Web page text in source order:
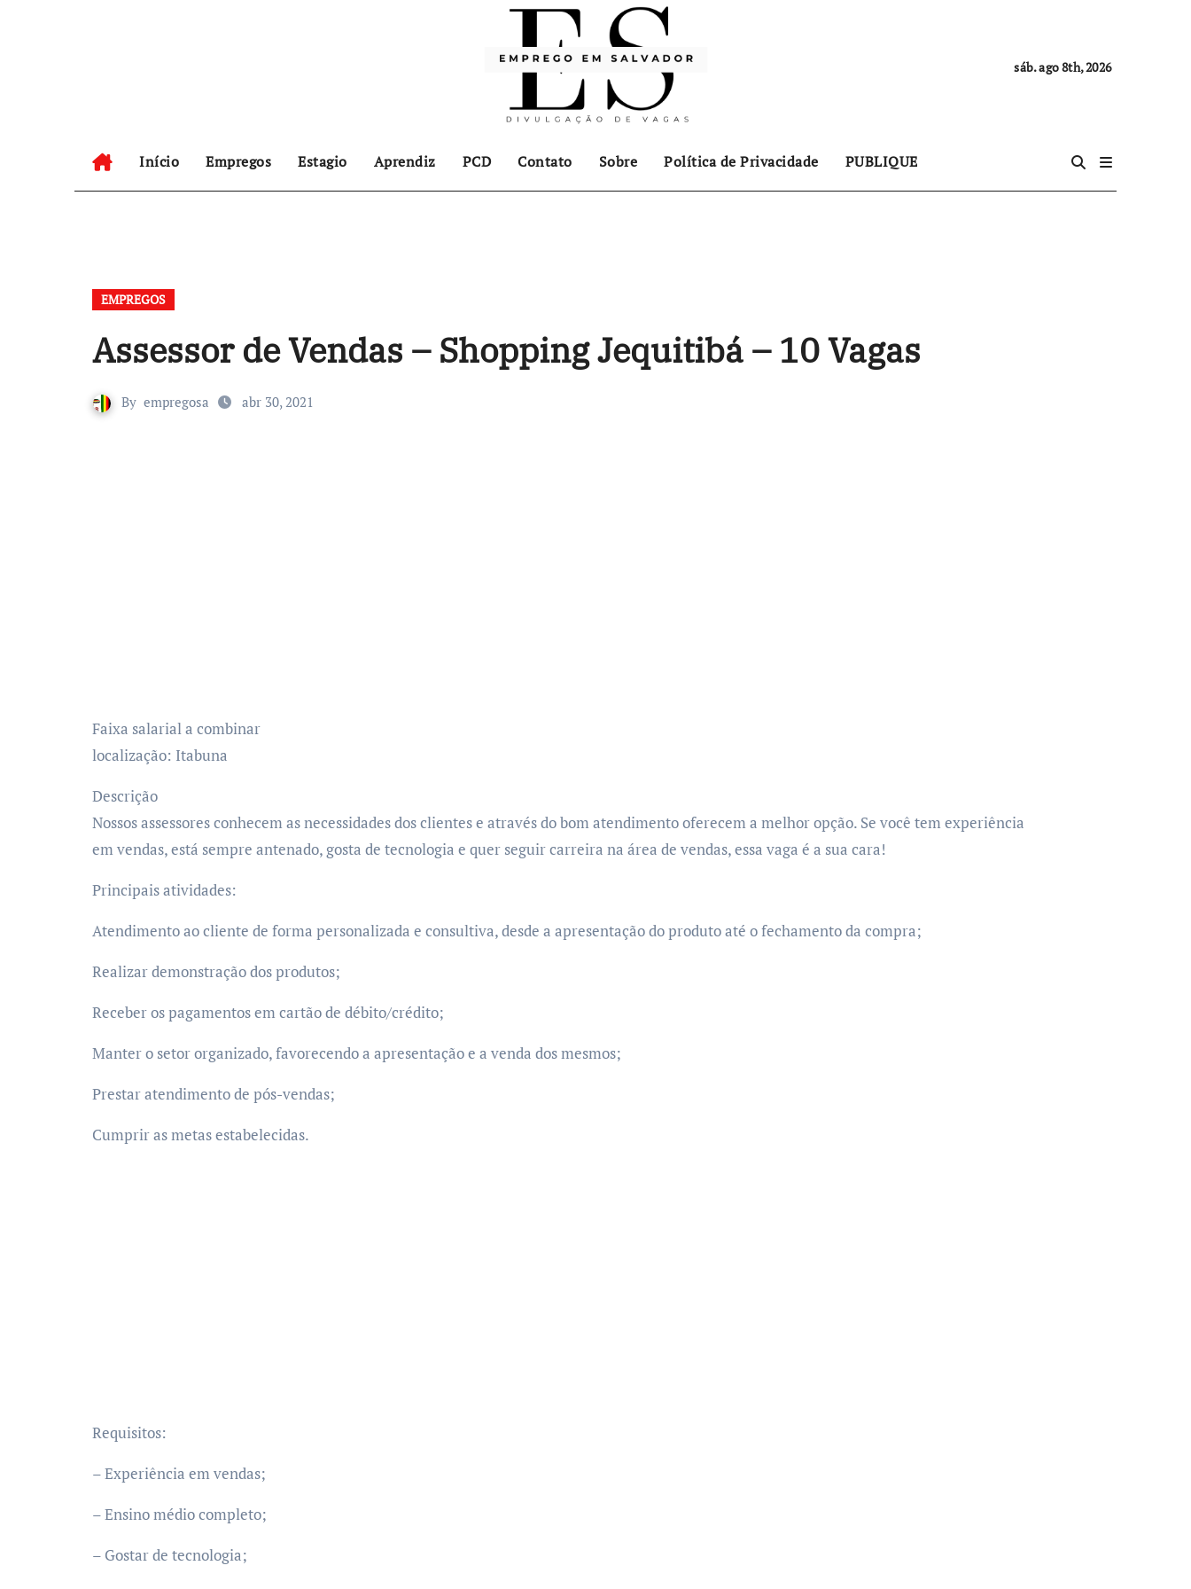
sáb. ago 8th, 2026
Início Empregos Estagio Aprendiz PCD Contato Sobre Política de Privacidade PUBLIQUE
EMPREGOS
Assessor de Vendas – Shopping Jequitibá – 10 Vagas
By empregosa abr 30, 2021
Faixa salarial a combinar
localização: Itabuna
Descrição
Nossos assessores conhecem as necessidades dos clientes e através do bom atendimento oferecem a melhor opção. Se você tem experiência
em vendas, está sempre antenado, gosta de tecnologia e quer seguir carreira na área de vendas, essa vaga é a sua cara!
Principais atividades:
Atendimento ao cliente de forma personalizada e consultiva, desde a apresentação do produto até o fechamento da compra;
Realizar demonstração dos produtos;
Receber os pagamentos em cartão de débito/crédito;
Manter o setor organizado, favorecendo a apresentação e a venda dos mesmos;
Prestar atendimento de pós-vendas;
Cumprir as metas estabelecidas.
Requisitos:
– Experiência em vendas;
– Ensino médio completo;
– Gostar de tecnologia;